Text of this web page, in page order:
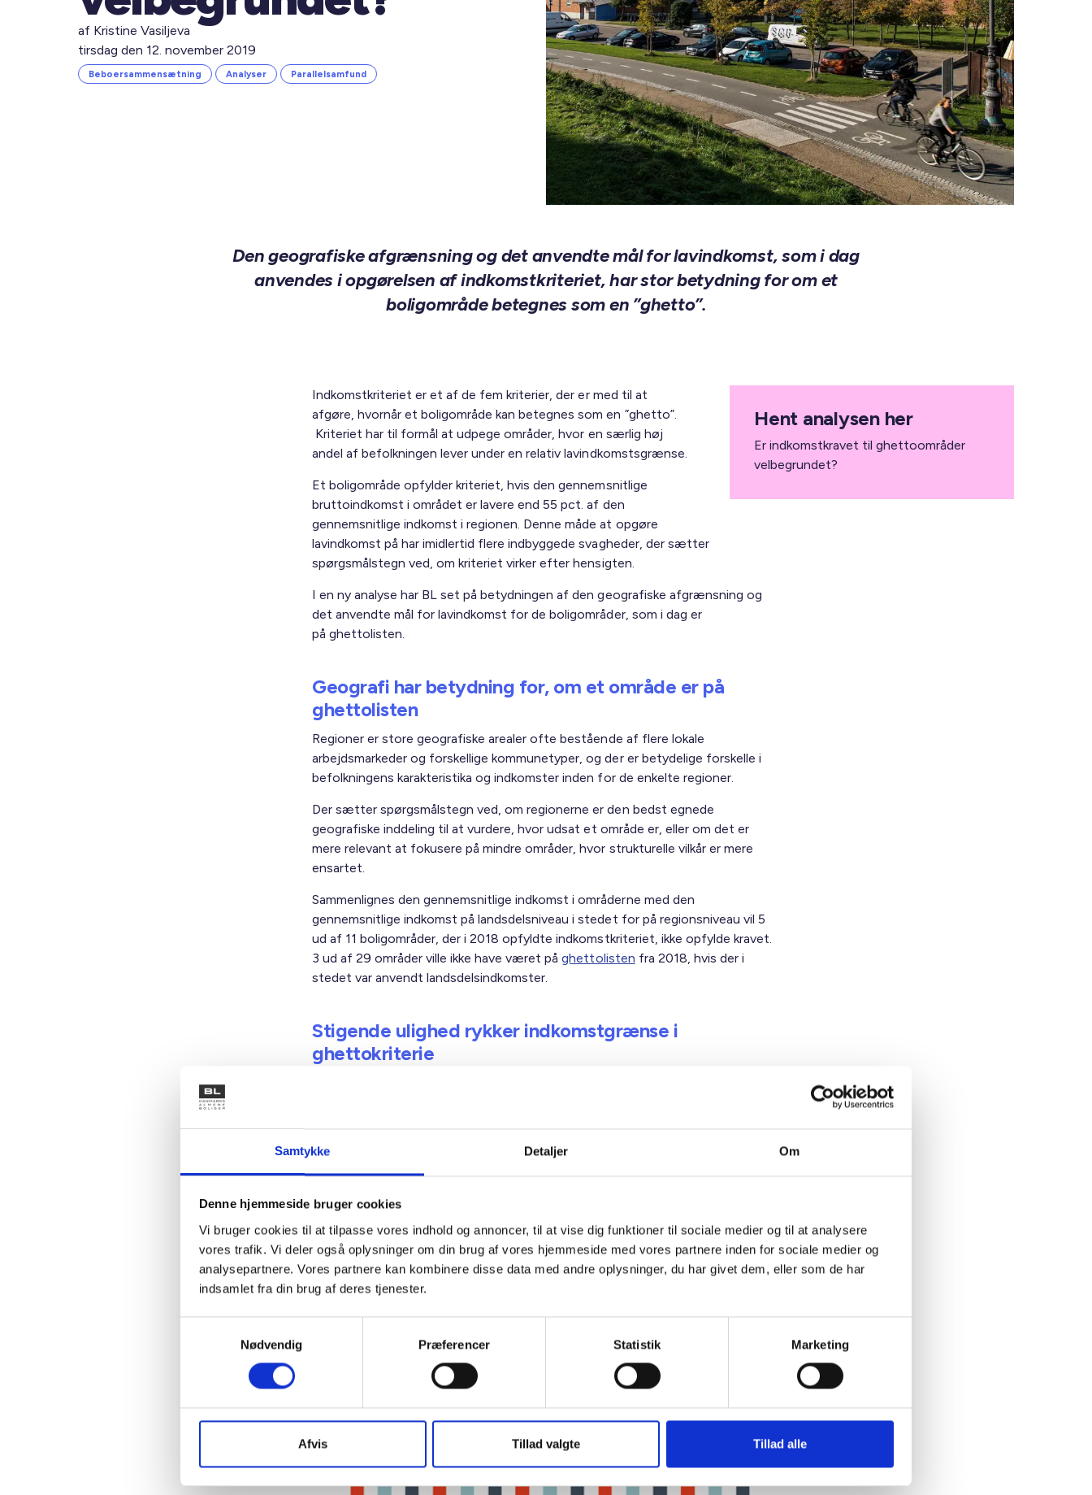
Samtykke Detaljer Om
Denne hjemmeside bruger cookies
Vi bruger cookies til at tilpasse vores indhold og annoncer, til at vise dig funktioner til sociale medier og til at analysere
vores trafik. Vi deler også oplysninger om din brug af vores hjemmeside med vores partnere inden for sociale medier og
analysepartnere. Vores partnere kan kombinere disse data med andre oplysninger, du har givet dem, eller som de har
indsamlet fra din brug af deres tjenester.
Nødvendig
Præferencer Statistik Marketing
Afvis Tillad valgte Tillad alle
af Kristine Vasiljeva
tirsdag den 12. november 2019
Beboersammensætning Analyser Parallelsamfund
Den geografiske afgrænsning og det anvendte mål for lavindkomst, som i dag
anvendes i opgørelsen af indkomstkriteriet, har stor betydning for om et
boligområde betegnes som en ”ghetto”.
Hent analysen her
Er indkomstkravet til ghettoområder
velbegrundet?
Indkomstkriteriet er et af de fem kriterier, der er med til at
afgøre, hvornår et boligområde kan betegnes som en ”ghetto”.
Kriteriet har til formål at udpege områder, hvor en særlig høj
andel af befolkningen lever under en relativ lavindkomstsgrænse.
Et boligområde opfylder kriteriet, hvis den gennemsnitlige
bruttoindkomst i området er lavere end 55 pct. af den
gennemsnitlige indkomst i regionen. Denne måde at opgøre
lavindkomst på har imidlertid flere indbyggede svagheder, der sætter
spørgsmålstegn ved, om kriteriet virker efter hensigten.
I en ny analyse har BL set på betydningen af den geografiske afgrænsning og
det anvendte mål for lavindkomst for de boligområder, som i dag er
på ghettolisten.
Geografi har betydning for, om et område er på
ghettolisten
Regioner er store geografiske arealer ofte bestående af flere lokale
arbejdsmarkeder og forskellige kommunetyper, og der er betydelige forskelle i
befolkningens karakteristika og indkomster inden for de enkelte regioner.
Der sætter spørgsmålstegn ved, om regionerne er den bedst egnede
geografiske inddeling til at vurdere, hvor udsat et område er, eller om det er
mere relevant at fokusere på mindre områder, hvor strukturelle vilkår er mere
ensartet.
Sammenlignes den gennemsnitlige indkomst i områderne med den
gennemsnitlige indkomst på landsdelsniveau i stedet for på regionsniveau vil 5
ud af 11 boligområder, der i 2018 opfyldte indkomstkriteriet, ikke opfylde kravet.
3 ud af 29 områder ville ikke have været påghettolisten fra 2018, hvis der i
stedet var anvendt landsdelsindkomster.
Stigende ulighed rykker indkomstgrænse i
ghettokriterie
Selvom beboere i bestemte områder har en større indkomst og klarer sig relativt
ghettoområder, fordi indkomstgrænsen for at være relativt fattig har rykket sig.
Figur 1. Relativt flere lever i dag med en indkomst under 55